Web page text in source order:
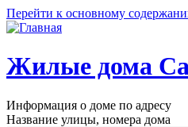
Перейти к основному
Жилые дома
Информация о доме по адресу
Название улицы, номера дома